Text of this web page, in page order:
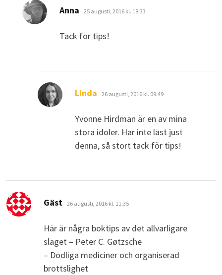
Anna skriver:
25 augusti, 2016 kl. 18:33
Tack för tips!
Linda skriver:
26 augusti, 2016 kl. 09:49
Yvonne Hirdman är en av mina
stora idoler. Har inte läst just
denna, så stort tack för tips!
Gäst skriver:
26 augusti, 2016 kl. 11:35
Här är några boktips av det allvarligare
slaget – Peter C. Gøtzsche
– Dödliga mediciner och organiserad
brottslighet